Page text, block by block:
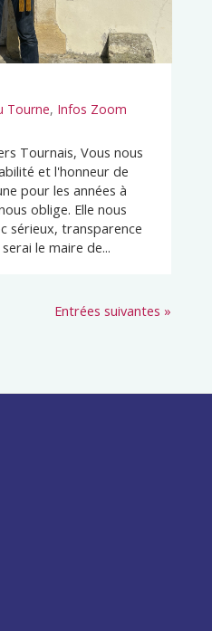
Tourne, Infos Zoom
Tournais, Vous nous
et l'honneur de
pour les années à
oblige. Elle nous
sérieux, transparence
le maire de...
Entrées suivantes »